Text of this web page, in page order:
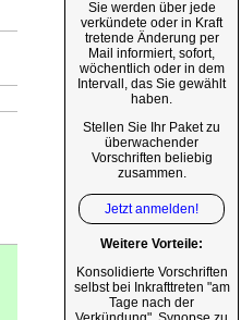
Sie werden über jede
verkündete oder in Kraft
tretende Änderung per
Mail informiert, sofort,
wöchentlich oder in dem
Intervall, das Sie gewählt
haben.
Stellen Sie Ihr Paket zu
überwachender
Vorschriften beliebig
zusammen.
Jetzt anmelden!
Weitere Vorteile:
Konsolidierte Vorschriften
selbst bei Inkrafttreten "am
Tage nach der